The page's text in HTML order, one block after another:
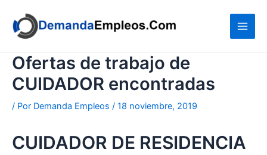
contenido
Ofertas de trabajo de
CUIDADOR encontradas
/ Por Demanda Empleos / 18 noviembre, 2019
CUIDADOR DE RESIDENCIA